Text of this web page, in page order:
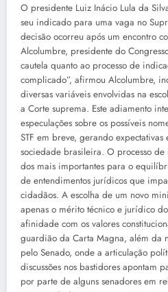
O presidente Luiz Inácio Lula da
seu indicado para uma vaga no
decisão ocorreu após um encontro
Alcolumbre, presidente do
cautela quanto ao processo de
complicado”, afirmou Alcolumbre,
diversas variáveis envolvidas na
a Corte suprema. Este adiamento
especulações sobre os possíveis
STF em breve, gerando expectativas
sociedade brasileira. O processo de
dos mais importantes para o
de entendimentos jurídicos que
cidadãos. A escolha de um novo
apenas o mérito técnico e jurídico
afinidade com os valores
guardião da Carta Magna, além da
pelo Senado, onde a articulação
discussões nos bastidores apontam
por parte de alguns senadores em